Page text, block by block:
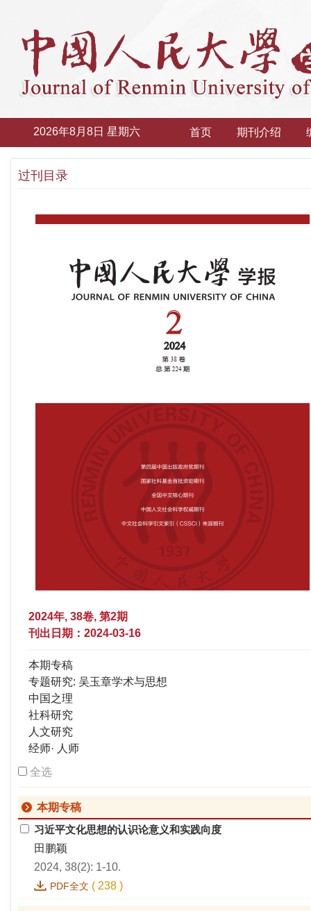
2026年8月8日 星期六 首页 期刊介绍
过刊目录
2024年, 38卷, 第2期
刊出日期：2024-03-16
本期专稿
专题研究: 吴玉章学术与思想
中国之理
社科研究
人文研究
经师· 人师
全选
本期专稿
习近平文化思想的认识论意义和实践向度
田鹏颖
2024, 38(2): 1-10.
PDF全文 ( 238 )